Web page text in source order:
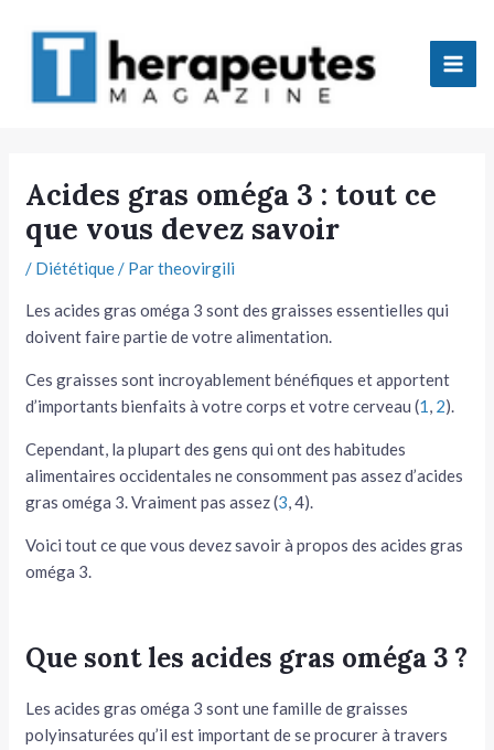
Acides gras oméga 3 : tout ce
que vous devez savoir
/ Diététique/ Partheovirgili
Les acides gras oméga 3 sont des graisses essentielles qui
doivent faire partie de votre alimentation.
Ces graisses sont incroyablement bénéfiques et apportent
d’importants bienfaits à votre corps et votre cerveau (1, 2).
Cependant, la plupart des gens qui ont des habitudes
alimentaires occidentales ne consomment pas assez d’acides
gras oméga 3. Vraiment pas assez (3, 4).
Voici tout ce que vous devez savoir à propos des acides gras
oméga 3.
Que sont les acides gras oméga 3 ?
Les acides gras oméga 3 sont une famille de graisses
polyinsaturées qu’il est important de se procurer à travers